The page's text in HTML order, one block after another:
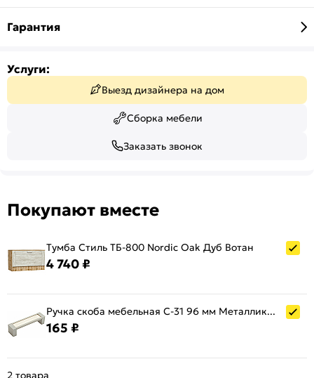
Гарантия
Услуги:
Выезд дизайнера на дом
Сборка мебели
Заказать звонок
Покупают вместе
Тумба Стиль ТБ-800 Nordic Oak Дуб Вотан
4 740 ₽
Ручка скоба мебельная С-31 96 мм Металлик/Nordic Oak
165 ₽
2 товара